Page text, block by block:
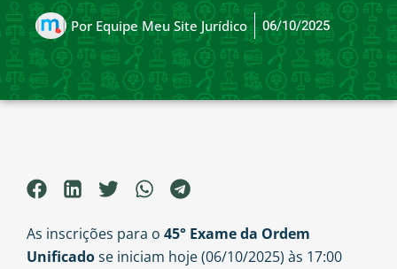
Por Equipe Meu Site Jurídico 06/10/2025
As inscrições para o 45° Exame da Ordem
Unificadose iniciam hoje (06/10/2025) às 17:00